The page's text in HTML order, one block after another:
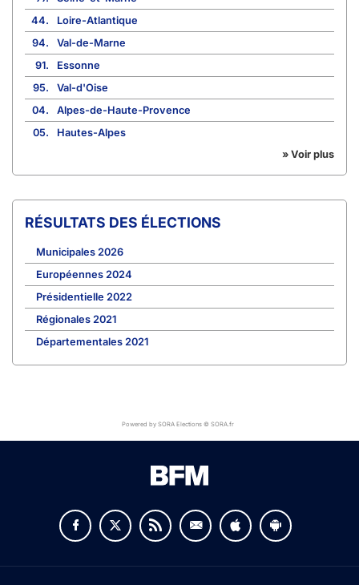
44.
Loire-Atlantique
94.
Val-de-Marne
91.
Essonne
95.
Val-d'Oise
04.
Alpes-de-Haute-Provence
05.
Hautes-Alpes
» Voir plus
RÉSULTATS DES ÉLECTIONS
Municipales 2026
Européennes 2024
Présidentielle 2022
Régionales 2021
Départementales 2021
Powered by SORA Elections © SORA.fr